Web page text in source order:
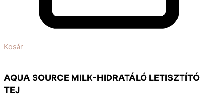
Kosár
AQUA SOURCE MILK-HIDRATÁLÓ LETISZTÍTÓ
TEJ